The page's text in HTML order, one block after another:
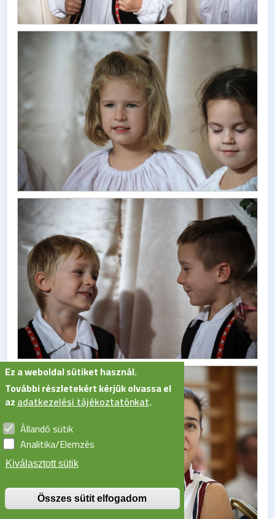
Ez a weboldal sütiket használ.
További részletekért kérjük olvassa el
azadatkezelési tájékoztatónkat.
Állandó sütik
Analitika/Elemzés
Kiválasztott sütik
Összes sütit elfogadom